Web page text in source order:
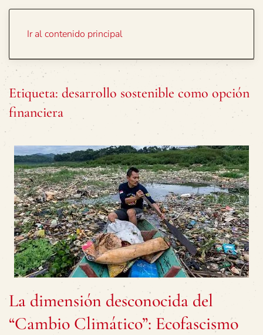
Ir al contenido principal
Etiqueta: desarrollo sostenible como opción
financiera
La dimensión desconocida del
“Cambio Climático”: Ecofascismo